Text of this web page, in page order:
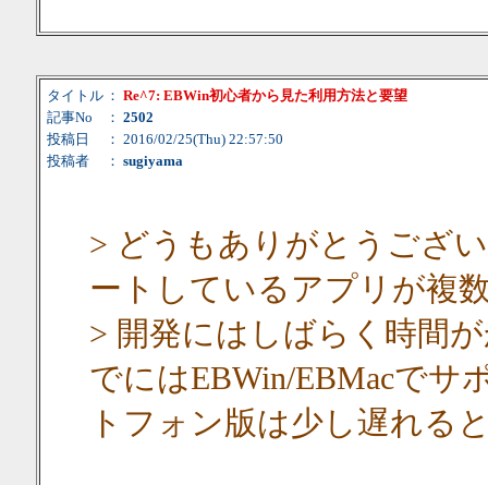
タイトル ： Re^7: EBWin初心者から見た利用方法と要望
記事No
： 2502
投稿日
： 2016/02/25(Thu) 22:57:50
投稿者
： sugiyama
> どうもありがとうござ
ートしているアプリが複
> 開発にはしばらく時間
でにはEBWin/EBMacでサ
トフォン版は少し遅れる